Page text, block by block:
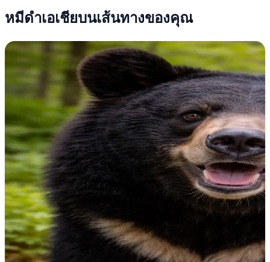
หมีดำเอเชียบนเส้นทางของคุณ